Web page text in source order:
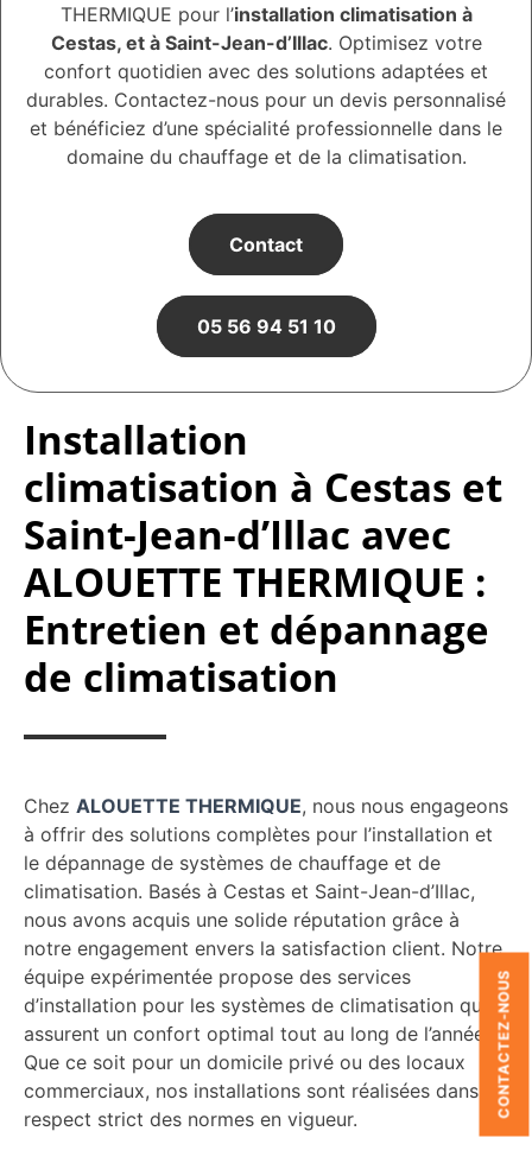
THERMIQUE pour l’installation climatisation à
Cestas, et à Saint-Jean-d’Illac. Optimisez votre
confort quotidien avec des solutions adaptées et
durables. Contactez-nous pour un devis personnalisé
et bénéficiez d’une spécialité professionnelle dans le
domaine du chauffage et de la climatisation.
Contact
05 56 94 51 10
Installation
climatisation à Cestas et
Saint-Jean-d’Illac avec
ALOUETTE THERMIQUE :
Entretien et dépannage
de climatisation
Chez ALOUETTE THERMIQUE, nous nous engageons
à offrir des solutions complètes pour l’installation et
le dépannage de systèmes de chauffage et de
climatisation. Basés à Cestas et Saint-Jean-d’Illac,
nous avons acquis une solide réputation grâce à
notre engagement envers la satisfaction client. Notre
équipe expérimentée propose des services
d’installation pour les systèmes de climatisation qui
assurent un confort optimal tout au long de l’année.
Que ce soit pour un domicile privé ou des locaux
commerciaux, nos installations sont réalisées dans le
respect strict des normes en vigueur.
CONTACTEZ-NOUS